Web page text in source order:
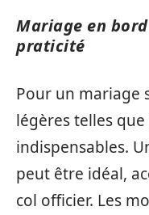
Mariage en
praticité
Pour un mariage
légères telles
indispensables.
peut être idéal,
col officier. Les